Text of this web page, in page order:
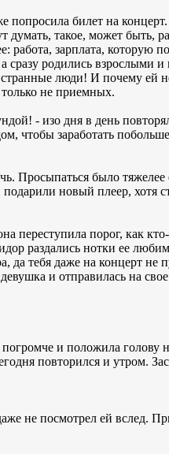
попросила билет на
такое, может быть,
зарплата, которую
сразу родились
люди! И почему ей
не приемных.
- изо дня в день
чтобы заработать
Просыпаться было
новый плеер,
порог, как
раздались нотки ее
да тебя даже на концерт не
и отправилась на
и положила голову
повторился и утром.
не посмотрел ей вслед.